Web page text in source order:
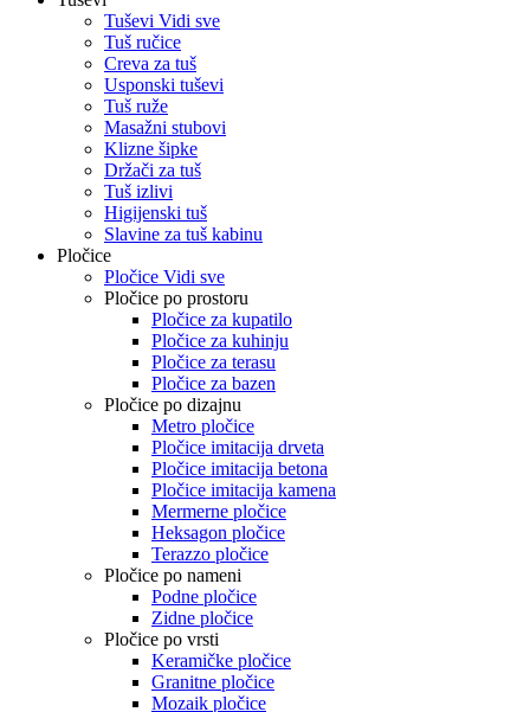
Tuševi Vidi sve
Tuš ručice
Creva za tuš
Usponski tuševi
Tuš ruže
Masažni stubovi
Klizne šipke
Držači za tuš
Tuš izlivi
Higijenski tuš
Slavine za tuš kabinu
Pločice
Pločice Vidi sve
Pločice po prostoru
Pločice za kupatilo
Pločice za kuhinju
Pločice za terasu
Pločice za bazen
Pločice po dizajnu
Metro pločice
Pločice imitacija drveta
Pločice imitacija betona
Pločice imitacija kamena
Mermerne pločice
Heksagon pločice
Terazzo pločice
Pločice po nameni
Podne pločice
Zidne pločice
Pločice po vrsti
Keramičke pločice
Granitne pločice
Mozaik pločice